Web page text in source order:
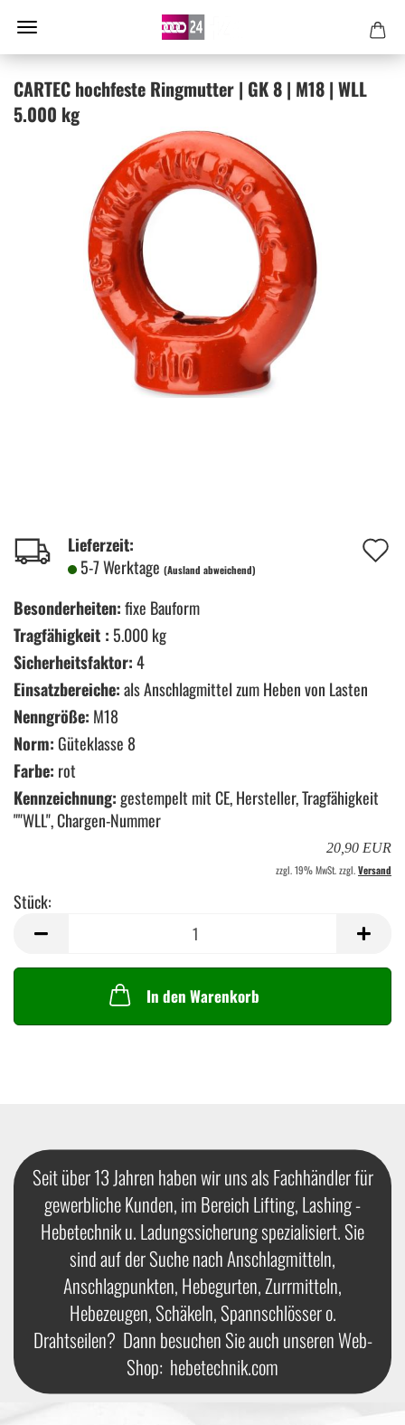
CAR­TEC hoch­fes­te Ring­mut­ter | GK 8 | M18 | WLL
5.000 kg
Lieferzeit:
5-7 Werktage (Ausland abweichend)
Besonderheiten:fixe Bauform
Tragfähigkeit :5.000 kg
Sicherheitsfaktor:4
Einsatzbereiche:als Anschlagmittel zum Heben von Lasten
Nenngröße: M18
Norm:Güteklasse 8
Farbe: rot
Kennzeichnung:gestempelt mit CE, Hersteller, Tragfähigkeit
""WLL", Chargen-Nummer
20,90 EUR
zzgl. 19% MwSt. zzgl.Versand
Stück:
In den Warenkorb
Seit über 13 Jahren haben wir uns als Fachhändler für
gewerbliche Kunden, im Bereich Lifting, Lashing -
Hebetechnik u. Ladungssicherung spezialisiert. Sie
sind auf der Suche nach Anschlagmitteln,
Anschlagpunkten, Hebegurten, Zurrmitteln,
Hebezeugen, Schäkeln, Spannschlösser o.
Drahtseilen? Dann besuchen Sie auch unseren Web-
Shop: hebetechnik.com